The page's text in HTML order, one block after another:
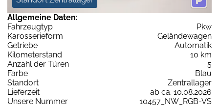
Allgemeine Daten:
Fahrzeugtyp
Pkw
Karosserieform
Geländewagen
Getriebe
Automatik
Kilometerstand
10 km
Anzahl der Türen
5
Farbe
Blau
Standort
Zentrallager
Lieferzeit
ab ca. 10.08.2026
Unsere Nummer
10457_NW_RGB-VS